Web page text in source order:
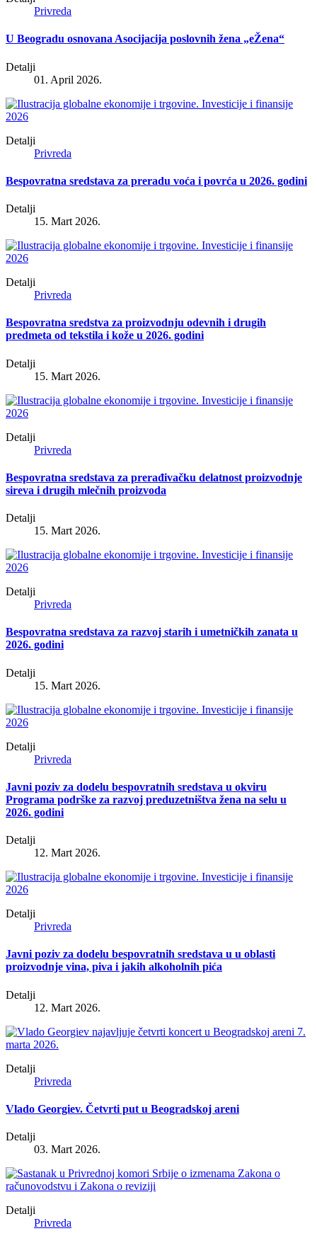
Privreda
U Beogradu osnovana Asocijacija poslovnih žena „eŽena“
Detalji
01. April 2026.
Detalji
Privreda
Bespovratna sredstava za preradu voća i povrća u 2026. godini
Detalji
15. Mart 2026.
Detalji
Privreda
Bespovratna sredstva za proizvodnju odevnih i drugih
predmeta od tekstila i kože u 2026. godini
Detalji
15. Mart 2026.
Detalji
Privreda
Bespovratna sredstava za prerađivačku delatnost proizvodnje
sireva i drugih mlečnih proizvoda
Detalji
15. Mart 2026.
Detalji
Privreda
Bespovratna sredstava za razvoj starih i umetničkih zanata u
2026. godini
Detalji
15. Mart 2026.
Detalji
Privreda
Javni poziv za dodelu bespovratnih sredstava u okviru
Programa podrške za razvoj preduzetništva žena na selu u
2026. godini
Detalji
12. Mart 2026.
Detalji
Privreda
Javni poziv za dodelu bespovratnih sredstava u u oblasti
proizvodnje vina, piva i jakih alkoholnih pića
Detalji
12. Mart 2026.
Detalji
Privreda
Vlado Georgiev. Četvrti put u Beogradskoj areni
Detalji
03. Mart 2026.
Detalji
Privreda